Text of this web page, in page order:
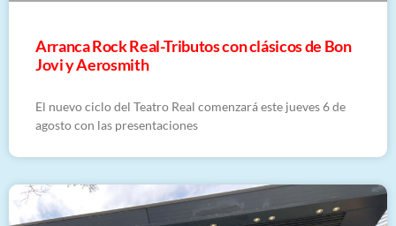
Arranca Rock Real-Tributos con clásicos de Bon
Jovi y Aerosmith
El nuevo ciclo del Teatro Real comenzará este jueves 6 de
agosto con las presentaciones